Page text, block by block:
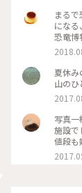
まる
にな
恐竜博
夏休みの
山の
写真
施設で
値段も
な？
買っ